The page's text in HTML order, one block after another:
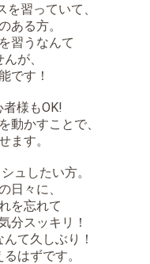
習っていて、
ある方。
習うなんて
が、
です！
様もOK!
動かすことで、
ます。
ュしたい方。
日々に、
を忘れて
分スッキリ！
て久しぶり！
はずです。